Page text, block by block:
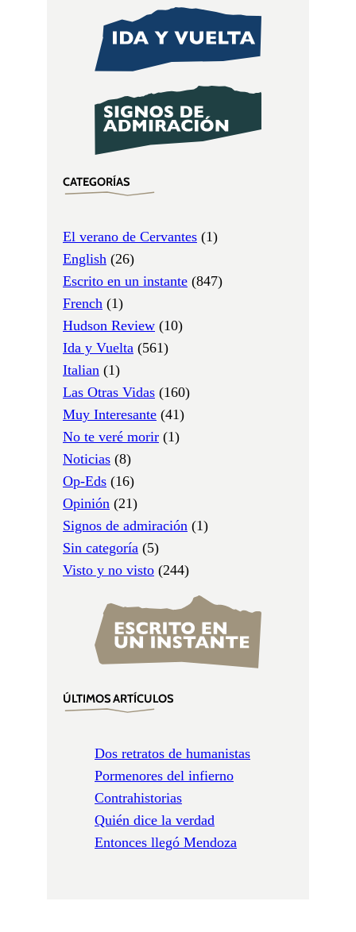
CATEGORÍAS
El verano de Cervantes (1)
English (26)
Escrito en un instante (847)
French (1)
Hudson Review (10)
Ida y Vuelta (561)
Italian (1)
Las Otras Vidas (160)
Muy Interesante (41)
No te veré morir (1)
Noticias (8)
Op-Eds (16)
Opinión (21)
Signos de admiración (1)
Sin categoría (5)
Visto y no visto (244)
ÚLTIMOS ARTÍCULOS
Dos retratos de humanistas
Pormenores del infierno
Contrahistorias
Quién dice la verdad
Entonces llegó Mendoza